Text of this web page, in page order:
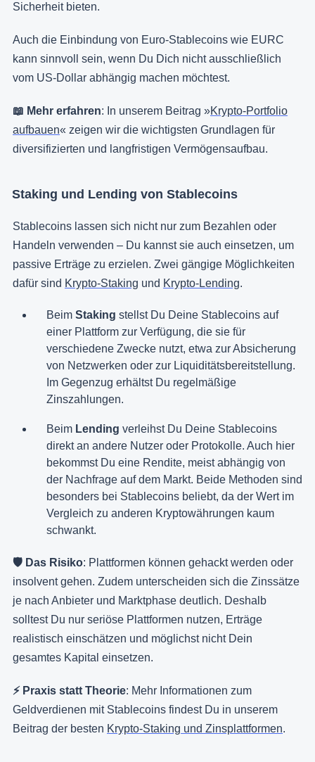
Sicherheit bieten.
Auch die Einbindung von Euro-Stablecoins wie EURC
kann sinnvoll sein, wenn Du Dich nicht ausschließlich
vom US-Dollar abhängig machen möchtest.
📖 Mehr erfahren: In unserem Beitrag »Krypto-Portfolio
aufbauen« zeigen wir die wichtigsten Grundlagen für
diversifizierten und langfristigen Vermögensaufbau.
Staking und Lending von Stablecoins
Stablecoins lassen sich nicht nur zum Bezahlen oder
Handeln verwenden – Du kannst sie auch einsetzen, um
passive Erträge zu erzielen. Zwei gängige Möglichkeiten
dafür sind Krypto-Staking und Krypto-Lending.
Beim Staking stellst Du Deine Stablecoins auf
einer Plattform zur Verfügung, die sie für
verschiedene Zwecke nutzt, etwa zur Absicherung
von Netzwerken oder zur Liquiditätsbereitstellung.
Im Gegenzug erhältst Du regelmäßige
Zinszahlungen.
Beim Lending verleihst Du Deine Stablecoins
direkt an andere Nutzer oder Protokolle. Auch hier
bekommst Du eine Rendite, meist abhängig von
der Nachfrage auf dem Markt. Beide Methoden sind
besonders bei Stablecoins beliebt, da der Wert im
Vergleich zu anderen Kryptowährungen kaum
schwankt.
🛡️ Das Risiko: Plattformen können gehackt werden oder
insolvent gehen. Zudem unterscheiden sich die Zinssätze
je nach Anbieter und Marktphase deutlich. Deshalb
solltest Du nur seriöse Plattformen nutzen, Erträge
realistisch einschätzen und möglichst nicht Dein
gesamtes Kapital einsetzen.
⚡️ Praxis statt Theorie: Mehr Informationen zum
Geldverdienen mit Stablecoins findest Du in unserem
Beitrag der besten Krypto-Staking und Zinsplattformen.